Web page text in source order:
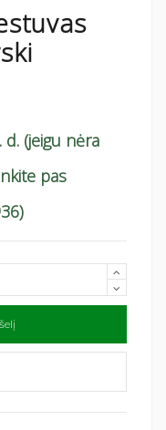
(jeigu nėra
pas